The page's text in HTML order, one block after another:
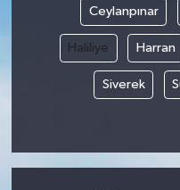
Ceylanpınar
Haliliye Harran
Siverek